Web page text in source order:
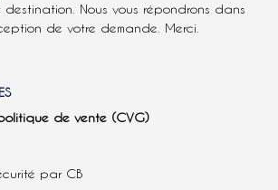
Nous vous répondrons dans
de votre demande. Merci.
de vente (CVG)
par CB